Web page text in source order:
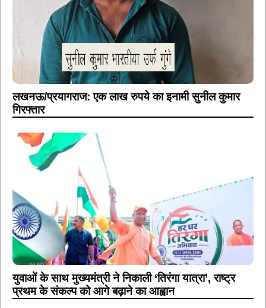
लखनऊ/प्रयागराज: एक लाख रुपये का इनामी सुनील कुमार
गिरफ्तार
युवाओं के साथ मुख्यमंत्री ने निकाली ‘तिरंगा यात्रा’, राष्ट्र
प्रथम के संकल्प को आगे बढ़ाने का आह्वान